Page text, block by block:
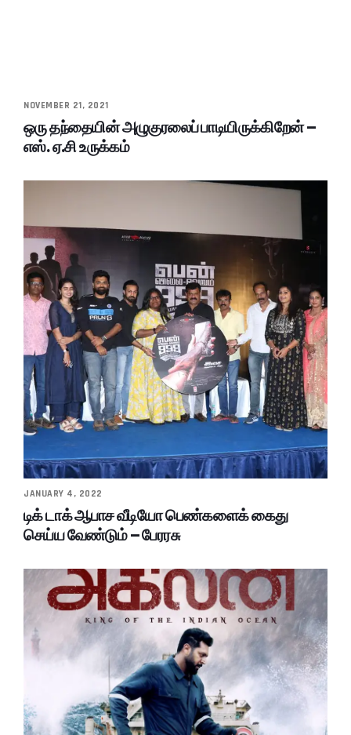
NOVEMBER 21, 2021
ஒரு தந்தையின் அழுகுரலைப் பாடியிருக்கிறேன் –
எஸ். ஏ.சி உருக்கம்
JANUARY 4, 2022
டிக் டாக் ஆபாச வீடியோ பெண்களைக் கைது
செய்ய வேண்டும் – பேரரசு